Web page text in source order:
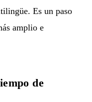
Es un paso
amplio e
de